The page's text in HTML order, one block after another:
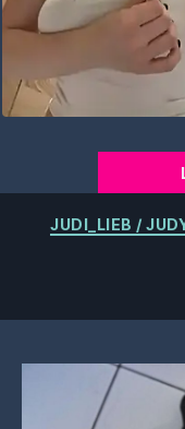
JUDI_LIEB /